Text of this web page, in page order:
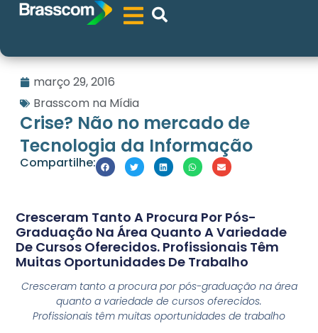
março 29, 2016
Brasscom na Mídia
Crise? Não no mercado de
Tecnologia da Informação
Compartilhe:
Cresceram Tanto A Procura Por Pós-
Graduação Na Área Quanto A Variedade
De Cursos Oferecidos. Profissionais Têm
Muitas Oportunidades De Trabalho
Cresceram tanto a procura por pós-graduação na área
quanto a variedade de cursos oferecidos.
Profissionais têm muitas oportunidades de trabalho